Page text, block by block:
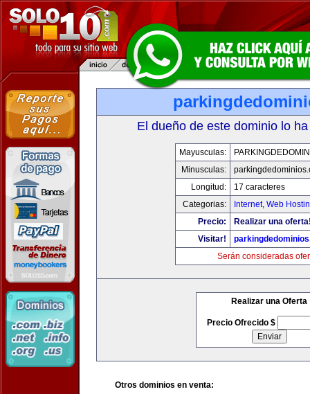
El dueño de este dominio lo
Mayusculas:
Minusculas:
Longitud:
17 caracteres
Categorias:
Internet, Web
Precio:
Realizar una
Visitar!
Serán consideradas
Realizar una Oferta
Precio Ofrecido $
Otros dominios en venta: